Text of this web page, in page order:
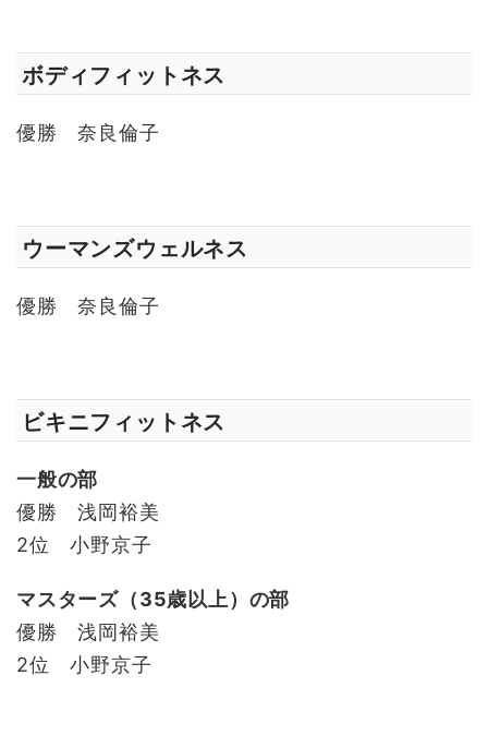
ボディフィットネス
優勝 奈良倫子
ウーマンズウェルネス
優勝 奈良倫子
ビキニフィットネス
一般の部
優勝 浅岡裕美
2位 小野京子
マスターズ（35歳以上）の部
優勝 浅岡裕美
2位 小野京子